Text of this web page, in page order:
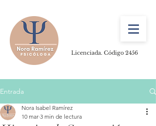
Licenciada. Código 2456
Entrada
Nora Isabel Ramírez
10 mar 3 min de lectura